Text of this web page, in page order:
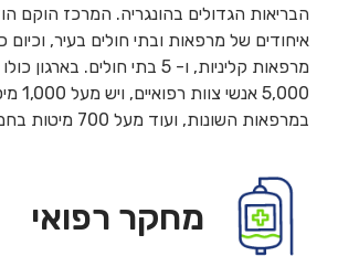
הבריאות הגדולים בהונגריה. המרכז הוקם
מרפאות קליניות, ו- 5 בתי חולים.
5,000
במרפאות השונות, ועוד מעל 700 מיטות בחמשת בתי החולים.
מחקר רפואי